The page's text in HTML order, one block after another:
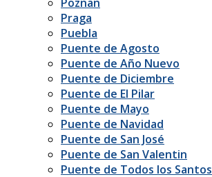
Praga
Puebla
Puente de Agosto
Puente de Año Nuevo
Puente de Diciembre
Puente de El Pilar
Puente de Mayo
Puente de Navidad
Puente de San José
Puente de San Valentin
Puente de Todos los Santos